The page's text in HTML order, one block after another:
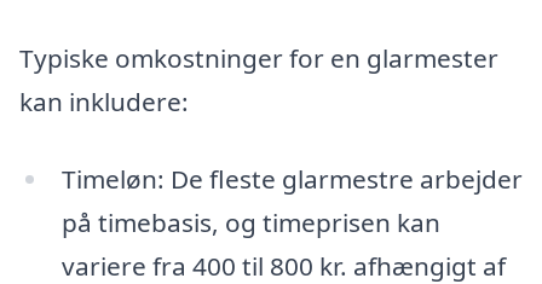
Typiske omkostninger for en glarmester
kan inkludere:
Timeløn: De fleste glarmestre arbejder
på timebasis, og timeprisen kan
variere fra 400 til 800 kr. afhængigt af